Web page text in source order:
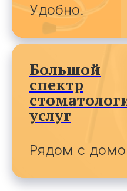
Удобно.
Большой
спектр
услуг
Рядом с